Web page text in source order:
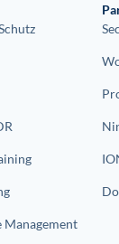
Management